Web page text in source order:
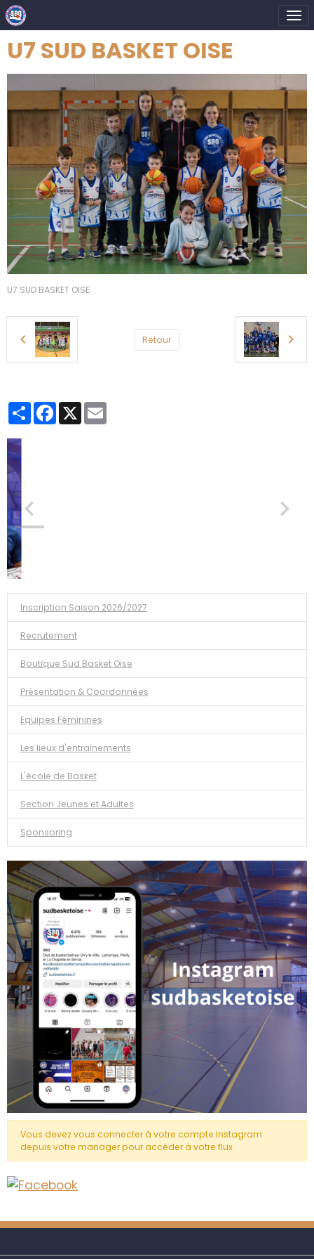
U7 SUD BASKET OISE
U7 SUD BASKET OISE
Retour
PartagerFacebook
X
Inscription Saison 2026/2027
Recrutement
Boutique Sud Basket Oise
Présentation & Coordonnées
Equipes Féminines
Les lieux d'entraînements
L'école de Basket
Section Jeunes et Adultes
Sponsoring
Vous devez vous connecter à votre compte Instagram
depuis votre manager pour accéder à votre flux